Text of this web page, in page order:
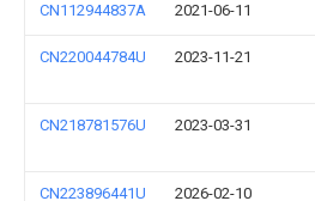
CN112944837A 2021-06-11
CN220044784U 2023-11-21
CN218781576U 2023-03-31
CN223896441U 2026-02-10